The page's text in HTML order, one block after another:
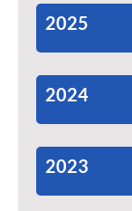
2025
2024
2023